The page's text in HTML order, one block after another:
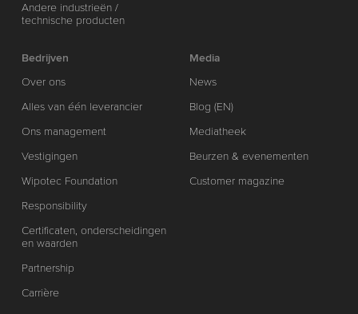
Andere industrieën /
technische producten
Bedrijven
Over ons
Alles van één leverancier
Ons management
Vestigingen
Wipotec Foundation
Responsibility
Certificaten, onderscheidingen
en waarden
Partnership
Carrière
Media
News
Blog (EN)
Mediatheek
Beurzen & evenementen
Customer magazine